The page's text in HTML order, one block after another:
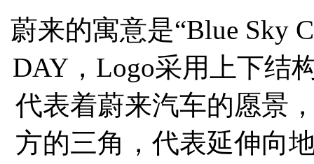
蔚来的寓意是“Blue Sky
DAY，Logo采用上下结
代表着蔚来汽车的愿景
方的三角，代表延伸向